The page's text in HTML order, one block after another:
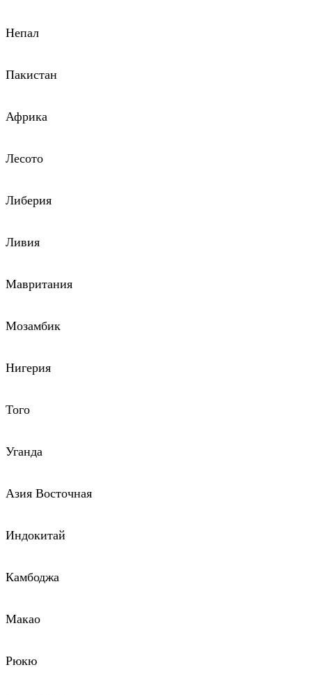
Непал
Пакистан
Африка
Лесото
Либерия
Ливия
Мавритания
Мозамбик
Нигерия
Того
Уганда
Азия Восточная
Индокитай
Камбоджа
Макао
Рюкю